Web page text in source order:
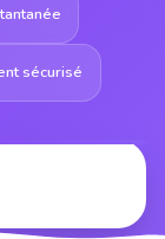
sécurisé